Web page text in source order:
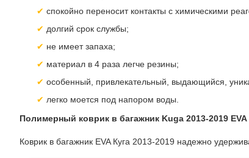
спокойно переносит контакты с химическими
долгий срок службы;
не имеет запаха;
материал в 4 раза легче резины;
особенный, привлекательный, выдающийся,
легко моется под напором воды.
Полимерный коврик в багажник Kuga 2013-2019 EVA
Коврик в багажник EVA Куга 2013-2019 надежно